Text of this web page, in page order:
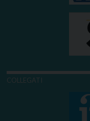
COLLEGATI